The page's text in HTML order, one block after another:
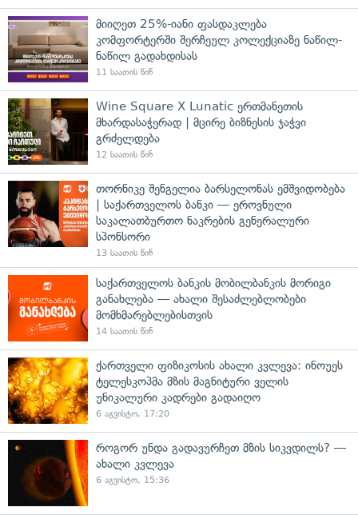
მიიღეთ 25%-იანი ფასდაკლება
კომფორტერში შერჩეულ კოლექციაზე ნაწილ-
ნაწილ გადახდისას
11 საათის წინ
Wine Square X Lunatic ერთმანეთის
მხარდასაჭერად | მცირე ბიზნესის ჯაჭვი
გრძელდება
12 საათის წინ
თორნიკე შენგელია ბარსელონას ემშვიდობება
| საქართველოს ბანკი — ეროვნული
საკალათბურთო ნაკრების გენერალური
სპონსორი
13 საათის წინ
საქართველოს ბანკის მობილბანკის მორიგი
განახლება — ახალი შესაძლებლობები
მომხმარებლებისთვის
14 საათის წინ
ქართველი ფიზიკოსის ახალი კვლევა: ინოუეს
ტელესკოპმა მზის მაგნიტური ველის
უნიკალური კადრები გადაიღო
6 აგვისტო, 17:20
როგორ უნდა გადავურჩეთ მზის სიკვდილს? —
ახალი კვლევა
6 აგვისტო, 15:36